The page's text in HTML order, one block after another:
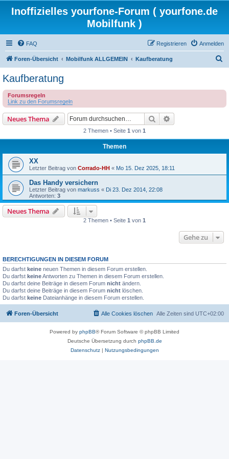
Inoffizielles yourfone-Forum ( yourfone.de
Mobilfunk )
FAQ Anmelden
Registrieren
Foren-Übersicht Mobilfunk ALLGEMEIN Kaufberatung
e
Kaufberatung
Forumsregeln
Link zu den Forumsregeln
Neues Thema Suche
2 Themen • Seite 1 von 1
Themen
XX
Letzter Beitrag von Corrado-HH « Mo 15. Dez 2025, 18:11
Das Handy versichern
Letzter Beitrag von markuss « Di 23. Dez 2014, 22:08
Antworten: 3
Neues Thema
2 Themen • Seite 1 von 1
Gehe zu
BERECHTIGUNGEN IN DIESEM FORUM
Du darfst keine neuen Themen in diesem Forum erstellen.
Du darfst keineAntworten zu Themen in diesem Forum erstellen.
Du darfst deine Beiträge in diesem Forum nicht ändern.
Du darfst deine Beiträge in diesem Forum nicht löschen.
Du darfst keine Dateianhänge in diesem Forum erstellen.
Foren-Übersicht Alle Zeiten sind UTC+02:00
Alle Cookies löschen
Powered by phpBB® Forum Software © phpBB Limited
Deutsche Übersetzung durch phpBB.de
Datenschutz| Nutzungsbedingungen